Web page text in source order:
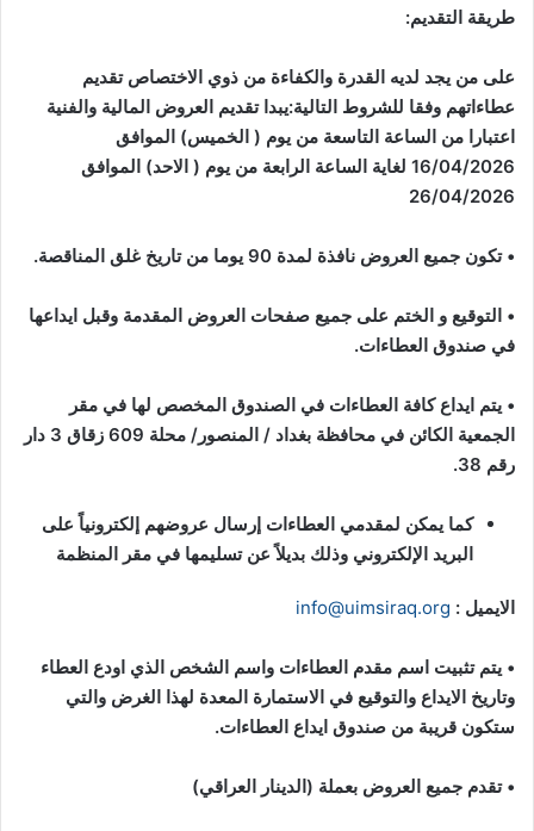
طريقة التقديم:
على من يجد لديه القدرة والكفاءة من ذوي الاختصاص تقديم
عطاءاتهم وفقا للشروط التالية:يبدا تقديم العروض المالية والفنية
اعتبارا من الساعة التاسعة من يوم ( الخميس) الموافق
16/04/2026 لغاية الساعة الرابعة من يوم ( الاحد) الموافق
26/04/2026
• تكون جميع العروض نافذة لمدة 90 يوما من تاريخ غلق المناقصة .
• التوقيع و الختم على جميع صفحات العروض المقدمة وقبل ايداعها
في صندوق العطاءات.
• يتم ايداع كافة العطاءات في الصندوق المخصص لها في مقر
الجمعية الكائن في محافظة بغداد / المنصور/ محلة 609 زقاق 3 دار
رقم 38
.
كما يمكن لمقدمي العطاءات إرسال عروضهم إلكترونياً على
البريد الإلكتروني وذلك بديلاً عن تسليمها في مقر المنظمة
الايميل : info@uimsiraq.org
• يتم تثبيت اسم مقدم العطاءات واسم الشخص الذي اودع العطاء
وتاريخ الايداع والتوقيع في الاستمارة المعدة لهذا الغرض والتي
ستكون قريبة من صندوق ايداع العطاءات.
• تقدم جميع العروض بعملة (الدينار العراقي)